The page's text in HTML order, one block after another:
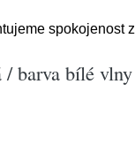
spokojenost
/ barva bílé vlny